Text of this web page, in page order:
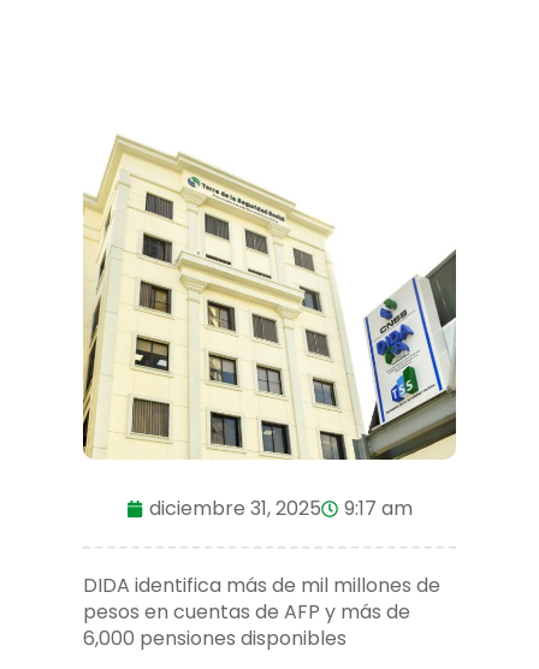
diciembre 31, 2025 9:17 am
DIDA identifica más de mil millones de
pesos en cuentas de AFP y más de
6,000 pensiones disponibles